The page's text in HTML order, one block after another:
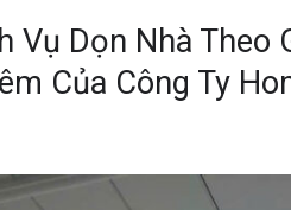
Vụ Dọn Nhà Theo
Của Công Ty